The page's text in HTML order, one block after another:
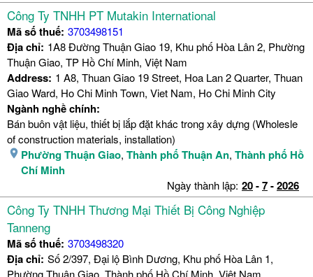
Công Ty TNHH PT Mutakin International
Mã số thuế: 3703498151
Địa chỉ: 1A8 Đường Thuận Giao 19, Khu phố Hòa Lân 2, Phường
Thuận Giao, TP Hồ Chí Minh, Việt Nam
Address: 1 A8, Thuan Giao 19 Street, Hoa Lan 2 Quarter, Thuan
Giao Ward, Ho Chi Minh Town, Viet Nam, Ho Chi Minh City
Ngành nghề chính:
Bán buôn vật liệu, thiết bị lắp đặt khác trong xây dựng (Wholesle
of construction materials, installation)
Phường Thuận Giao, Thành phố Thuận An, Thành phố Hồ
Chí Minh
Ngày thành lập: 20-7-2026
Công Ty TNHH Thương Mại Thiết Bị Công Nghiệp
Tanneng
Mã số thuế: 3703498320
Địa chỉ: Số 2/397, Đại lộ Bình Dương, Khu phố Hòa Lân 1,
Phường Thuận Giao, Thành phố Hồ Chí Minh, Việt Nam